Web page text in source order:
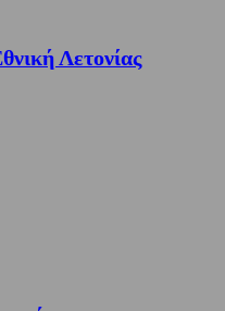
Λετονίας